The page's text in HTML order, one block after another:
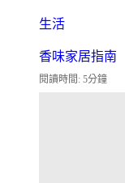
生活
香味家居指南
閱讀時間: 5分鐘